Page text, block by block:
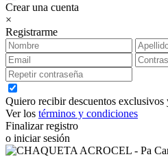
Crear una cuenta
×
Registrarme
Quiero recibir descuentos exclusivos
Ver los términos y condiciones
Finalizar registro
o iniciar sesión